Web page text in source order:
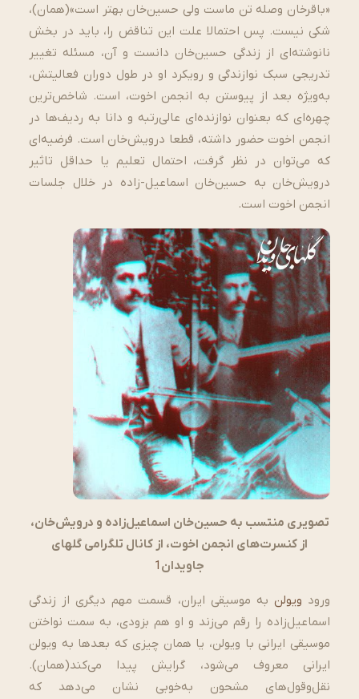
«باقرخان وصله تن ماست ولی حسین‌خان بهتر است»(همان)،
شکی نیست. پس احتمالا علت این تناقض را، باید در بخش
نانوشته‌ای از زندگی حسین‌خان دانست و آن، مسئله تغییر
تدریجی سبک نوازندگی و رویکرد او در طول دوران فعالیتش،
به‌ویژه بعد از پیوستن به انجمن اخوت، است. شاخص‌ترین
چهره‌ای که بعنوان نوازنده‌ای عالی‌رتبه و دانا به ردیف‌ها در
انجمن اخوت حضور داشته، قطعا درویش‌خان است. فرضیه‌ای
که می‌توان در نظر گرفت، احتمال تعلیم یا حداقل تاثیر
درویش‌خان به حسین‌خان اسماعیل-زاده در خلال جلسات
انجمن اخوت است.
تصویری منتسب به حسین‌خان اسماعیل‌زاده و درویش‌خان،
از کنسرت‌های انجمن اخوت، از کانال تلگرامی گلهای
جاویدان 1
ورود ویولن به موسیقی ایران، قسمت مهم دیگری از زندگی
اسماعیل‌زاده را رقم می‌زند و او هم بزودی، به سمت نواختن
موسیقی ایرانی با ویولن، یا همان چیزی که بعدها به ویولن
ایرانی معروف می‌شود، گرایش پیدا می‌کند(همان).
نقل‌و‌قول‌های مشحون به‌خوبی نشان می‌دهد که